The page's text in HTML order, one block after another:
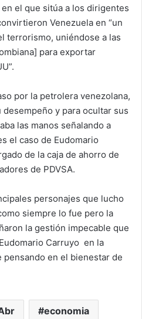
el que sitúa a los dirigentes
Venezuela en “un
terrorismo, uniéndose a las
para exportar
por la petrolera venezolana,
y para ocultar sus
las manos señalando a
el caso de Eudomario
de la caja de ahorro de
de PDVSA.
personajes que lucho
siempre lo fue pero la
la gestión impecable que
Carruyo en la
en el bienestar de
economia